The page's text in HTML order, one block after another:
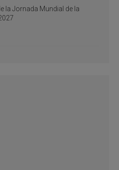
la Jornada Mundial de la